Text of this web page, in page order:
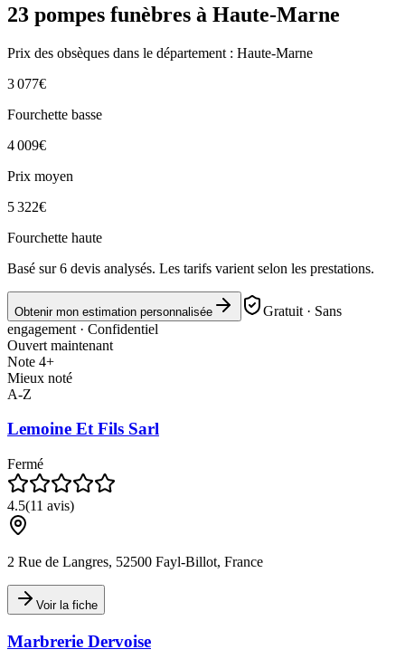
23 pompes funèbres à Haute-Marne
Prix des obsèques dans le département : Haute-Marne
3 077€
Fourchette basse
4 009€
Prix moyen
5 322€
Fourchette haute
Basé sur6 devis analysés. Les tarifs varient selon les prestations.
Obtenir mon estimation personnalisée
Gratuit · Sans
engagement · Confidentiel
Ouvert maintenant
Note 4+
Mieux noté
A-Z
Lemoine Et Fils Sarl
Fermé
4.5(11 avis)
2 Rue de Langres, 52500 Fayl-Billot, France
Voir la fiche
Marbrerie Dervoise